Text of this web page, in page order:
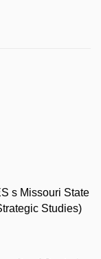
s Missouri State
Studies)